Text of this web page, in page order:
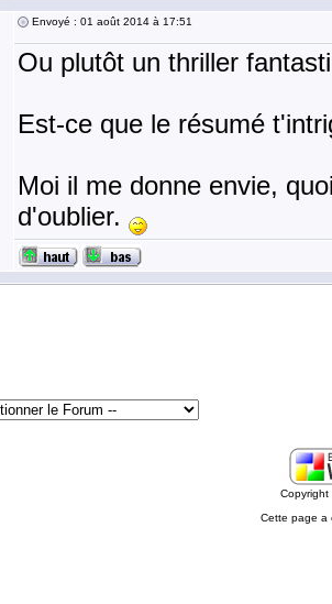
Envoyé : 01 août 2014 à 17:51
Ou plutôt un thriller
Est-ce que le résumé
Moi il me donne envie,
d'oublier.
Cette page a